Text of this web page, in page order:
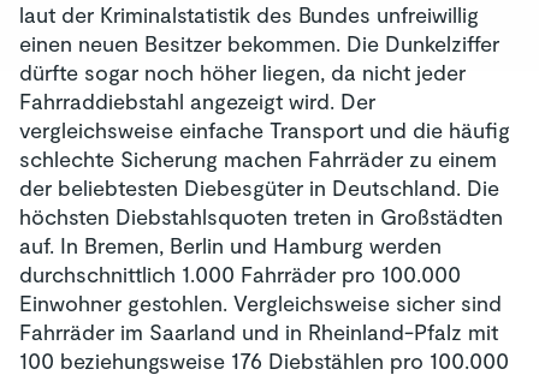
laut der Kriminalstatistik des Bundes unfreiwillig
einen neuen Besitzer bekommen. Die Dunkelziffer
dürfte sogar noch höher liegen, da nicht jeder
Fahrraddiebstahl angezeigt wird. Der
vergleichsweise einfache Transport und die häufig
schlechte Sicherung machen Fahrräder zu einem
der beliebtesten Diebesgüter in Deutschland. Die
höchsten Diebstahlsquoten treten in Großstädten
auf. In Bremen, Berlin und Hamburg werden
durchschnittlich 1.000 Fahrräder pro 100.000
Einwohner gestohlen. Vergleichsweise sicher sind
Fahrräder im Saarland und in Rheinland-Pfalz mit
100 beziehungsweise 176 Diebstählen pro 100.000